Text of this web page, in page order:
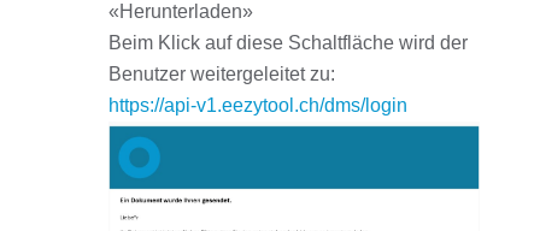
«Herunterladen»
Beim Klick auf diese Schaltfläche wird der
Benutzer weitergeleitet zu:
https://api-v1.eezytool.ch/dms/login